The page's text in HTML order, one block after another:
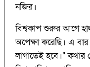
নজির।
বিশ্বকাপ শুরুর আগে
অপেক্ষা করেছি। এ
লাগাতেই হবে।" কথার